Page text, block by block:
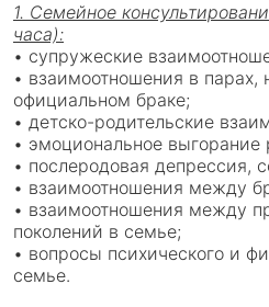
1. Семейное
часа):
• супружеские
• взаимоотношения в парах,
официальном браке;
• детско-родительские
• эмоциональное выгорание
• послеродовая депрессия,
• взаимоотношения между
• взаимоотношения между
поколений в семье;
• вопросы психического и
семье.